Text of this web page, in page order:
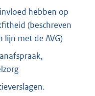
hebben op
(beschreven
met de AVG)